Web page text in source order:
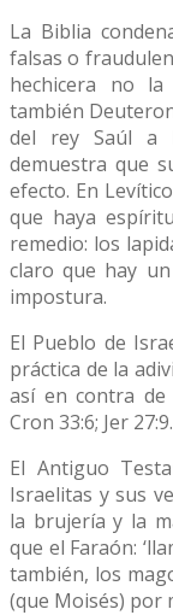
La Biblia
falsas o
hechicera no la
también
del rey Saúl a
demuestra que
efecto. En
que haya
remedio: los
claro que hay
impostura.
El Pueblo de
práctica de la
así en contra de
Cron 33:6; Jer
El Antiguo
Israelitas y sus
la brujería y la
que el Faraón:
también, los
(que Moisés) por